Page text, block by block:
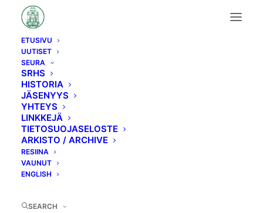
ETUSIVU
UUTISET
SEURA
SRHS
HISTORIA
JÄSENYYS
YHTEYS
LINKKEJÄ
TIETOSUOJASELOSTE
ARKISTO / ARCHIVE
RESIINA
VAUNUT
ENGLISH
SEARCH